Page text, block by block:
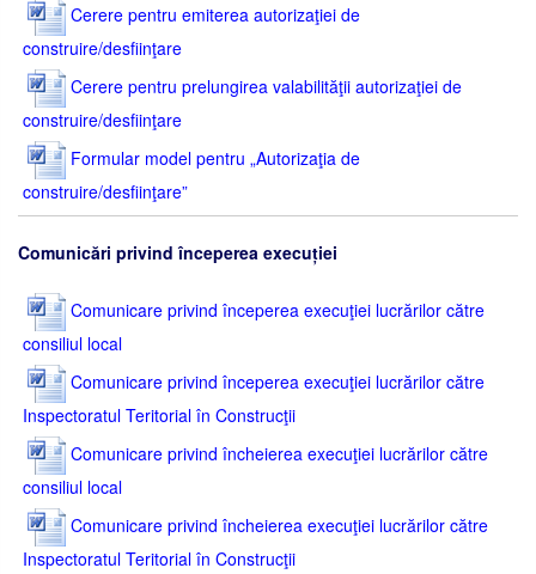
Cerere pentru emiterea autorizaţiei de
construire/desfiinţare
Cerere pentru prelungirea valabilităţii autorizaţiei de
construire/desfiinţare
Formular model pentru „Autorizaţia de
construire/desfiinţare”
Comunicări privind începerea execuției
Comunicare privind începerea execuţiei lucrărilor către
consiliul local
Comunicare privind începerea execuţiei lucrărilor către
Inspectoratul Teritorial în Construcţii
Comunicare privind încheierea execuţiei lucrărilor către
consiliul local
Comunicare privind încheierea execuţiei lucrărilor către
Inspectoratul Teritorial în Construcţii